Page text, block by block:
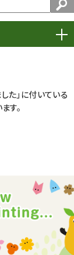
407
423
た」に付いている
す。